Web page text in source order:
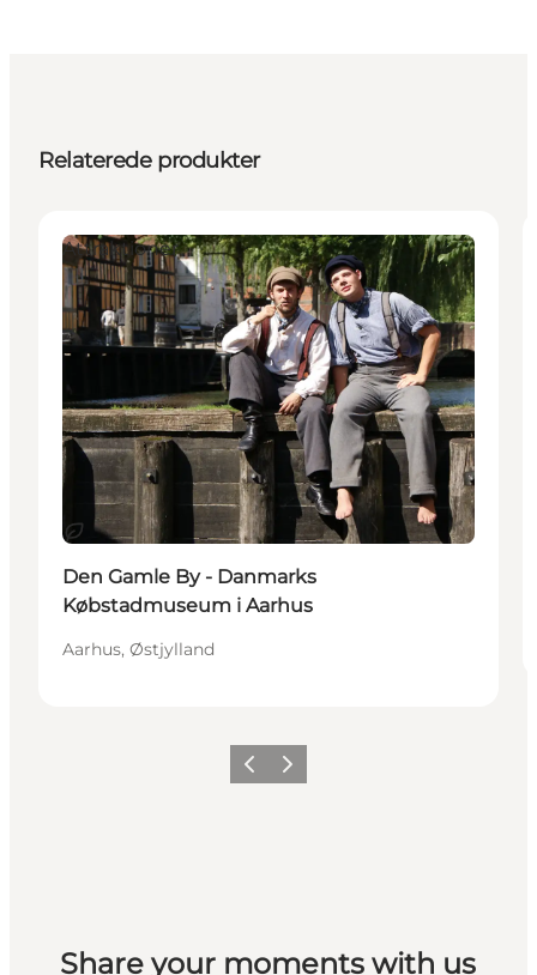
Relaterede produkter
Bæredygtige oplevelser
Attraktioner
Den Gamle By - Danmarks
Købstadmuseum i Aarhus
Aarhus, Østjylland
ForrigeNæste
Share your moments with us